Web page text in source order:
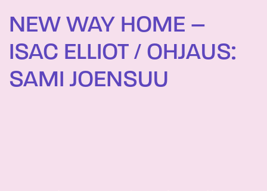
NEW WAY HOME –
ISAC ELLIOT / OHJAUS:
SAMI JOENSUU